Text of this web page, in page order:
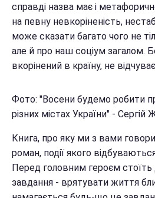
справді назва має і
на певну невкоріненість,
може сказати багато чого не
але й про наш соціум загалом.
вкорінений в країну, не
Фото: "Восени будемо робити
різних містах України" - Сергій
Книга, про яку ми з вами
роман, події якого
Перед головним героєм
завдання - врятувати життя